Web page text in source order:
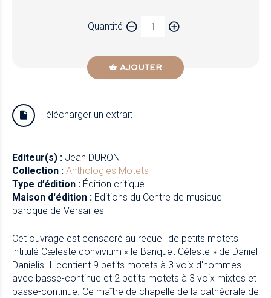
Quantité
AJOUTER
Télécharger un extrait
Editeur(s) : Jean DURON
Collection : Anthologies Motets
Type d’édition : Édition critique
Maison d'édition : Editions du Centre de musique
baroque de Versailles
Cet ouvrage est consacré au recueil de petits motets
intitulé Cæleste convivium « le Banquet Céleste » de Daniel
Danielis. Il contient 9 petits motets à 3 voix d'hommes
avec basse-continue et 2 petits motets à 3 voix mixtes et
basse-continue. Ce maître de chapelle de la cathédrale de